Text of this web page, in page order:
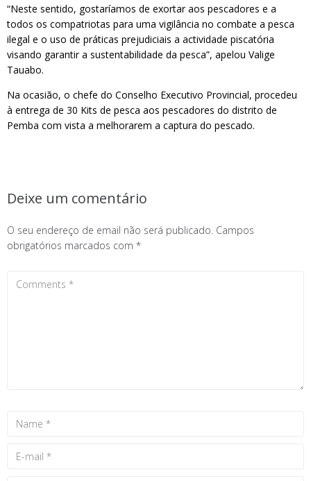
“Neste sentido, gostaríamos de exortar aos pescadores e a
todos os compatriotas para uma vigilância no combate a pesca
ilegal e o uso de práticas prejudiciais a actividade piscatória
visando garantir a sustentabilidade da pesca”, apelou Valige
Tauabo.
Na ocasião, o chefe do Conselho Executivo Provincial, procedeu
à entrega de 30 Kits de pesca aos pescadores do distrito de
Pemba com vista a melhorarem a captura do pescado.
Deixe um comentário
O seu endereço de email não será publicado. Campos
obrigatórios marcados com *